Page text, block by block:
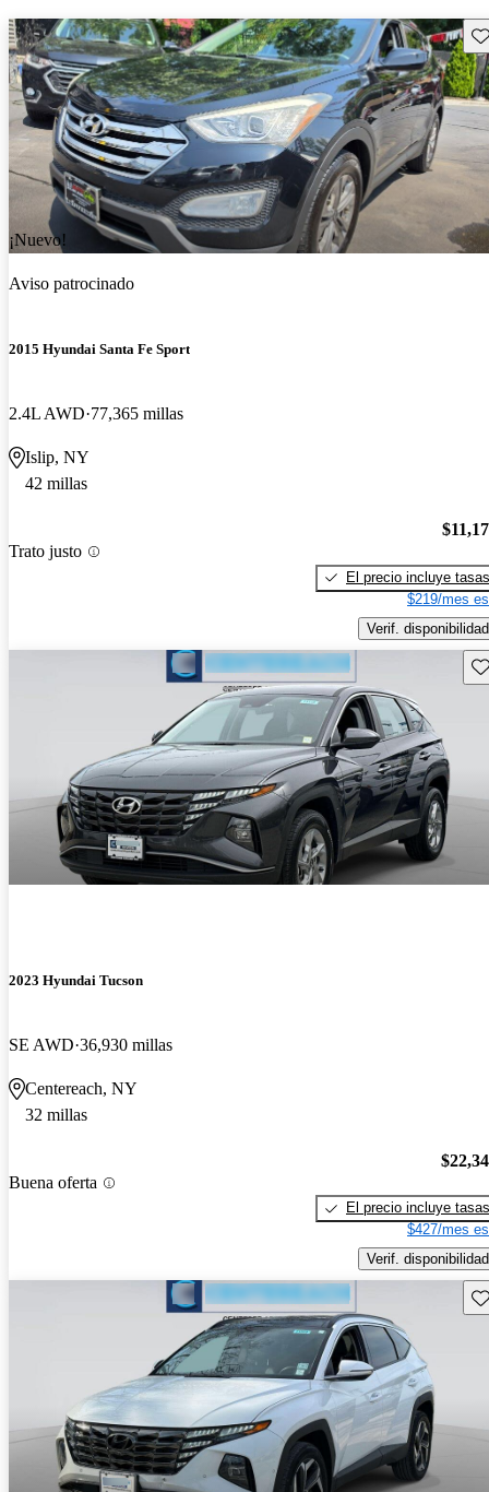
¡Nuevo!
Aviso patrocinado
2015 Hyundai Santa Fe Sport
2.4L AWD 77,365 millas
Islip, NY
42 millas
Trato justo
El precio incluye tasas
$219/mes
Verif. disponibilidad
2023 Hyundai Tucson
SE AWD 36,930 millas
Centereach, NY
32 millas
Buena oferta
El precio incluye tasas
$427/mes
Verif. disponibilidad